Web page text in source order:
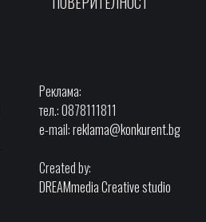
Реклама:
тел.: 0878111811
e-mail:reklama@konkurent.bg
Created by:
DREAMmedia Creative studio